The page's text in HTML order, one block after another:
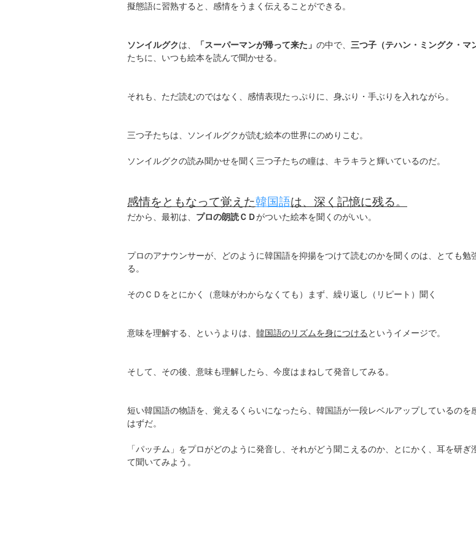
擬態語に習熟すると、感情をうまく伝えることができる。
ソンイルグクは、 「スーパーマンが帰って来た」 の中で、 三つ子（テハン・ミングク・マ
たちに、いつも絵本を読んで聞かせる。
それも、ただ読むのではなく、感情表現たっぷりに、身ぶり・手ぶりを入れながら。
三つ子たちは、ソンイルグクが読む絵本の世界にのめりこむ。
ソンイルグクの読み聞かせを聞く三つ子たちの瞳は、キラキラと輝いているのだ。
感情をともなって覚えた韓国語は、深く記憶に残る。
だから、最初は、 プロの朗読ＣＤがついた絵本を聞くのがいい。
プロのアナウンサーが、どのように韓国語を抑揚をつけて読むのかを聞くのは、とても勉
る。
そのＣＤをとにかく（意味がわからなくても）まず、繰り返し（リピート）聞く
意味を理解する、というよりは、 韓国語のリズムを身につける というイメージで。
そして、その後、意味も理解したら、今度はまねして発音してみる。
短い韓国語の物語を、覚えるくらいになったら、韓国語が一段レベルアップしているのを
はずだ。
「パッチム」をプロがどのように発音し、それがどう聞こえるのか、とにかく、耳を研ぎ
て聞いてみよう。